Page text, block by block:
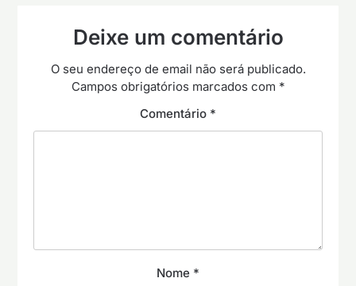
Deixe um comentário
O seu endereço de email não será publicado.
Campos obrigatórios marcados com *
Comentário *
Nome *